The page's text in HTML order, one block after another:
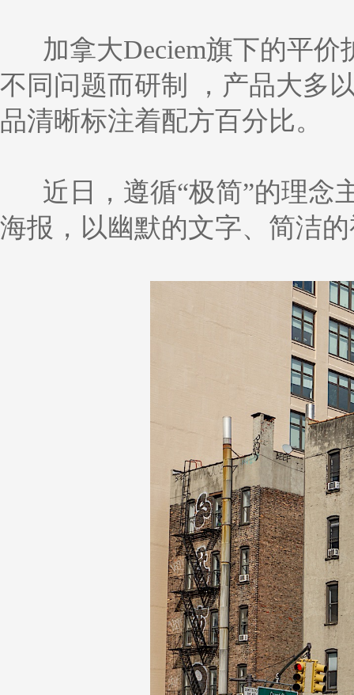
加拿大Deciem旗下的平价
不同问题而研制 ，产品大多
品清晰标注着配方百分比。
近日，遵循“极简”的理念
海报，以幽默的文字、简洁